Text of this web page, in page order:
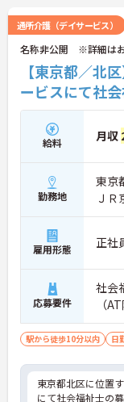
通所介護（デイサービス）
名称非公開 ※詳細は
【東京都／北
ービスにて社
給料 月収
勤務地
東京
ＪＲ
雇用形態 正社
応募要件
社会
（
駅から徒歩10分以内 日
東京都北区に位置
にて社会福祉士の